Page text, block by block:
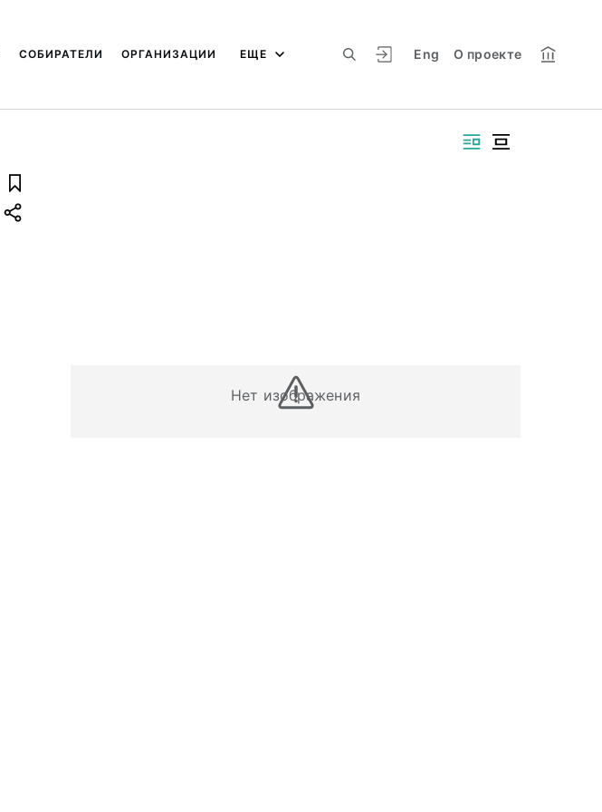
Eng О проекте
СОБИРАТЕЛИ ОРГАНИЗАЦИИ ЕЩЕ
Нет изображения